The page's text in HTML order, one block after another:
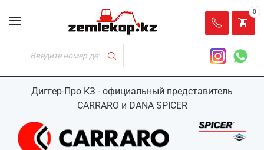
Диггер-Про КЗ - официальный представитель
CARRARO и DANA SPICER
0